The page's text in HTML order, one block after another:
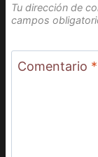
Tu dirección de
campos
Comentario *